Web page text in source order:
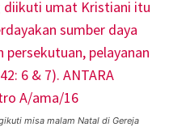
misa malam Natal di Gereja